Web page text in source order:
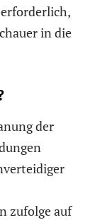
in die
der
zufolge auf